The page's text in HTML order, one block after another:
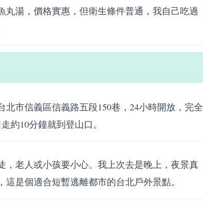
湯，價格實惠，但衛生條件普通，我自己吃過
市信義區信義路五段150巷，24小時開放，完全
約10分鐘就到登山口。
老人或小孩要小心。我上次去是晚上，夜景真
是個適合短暫逃離都市的台北戶外景點。